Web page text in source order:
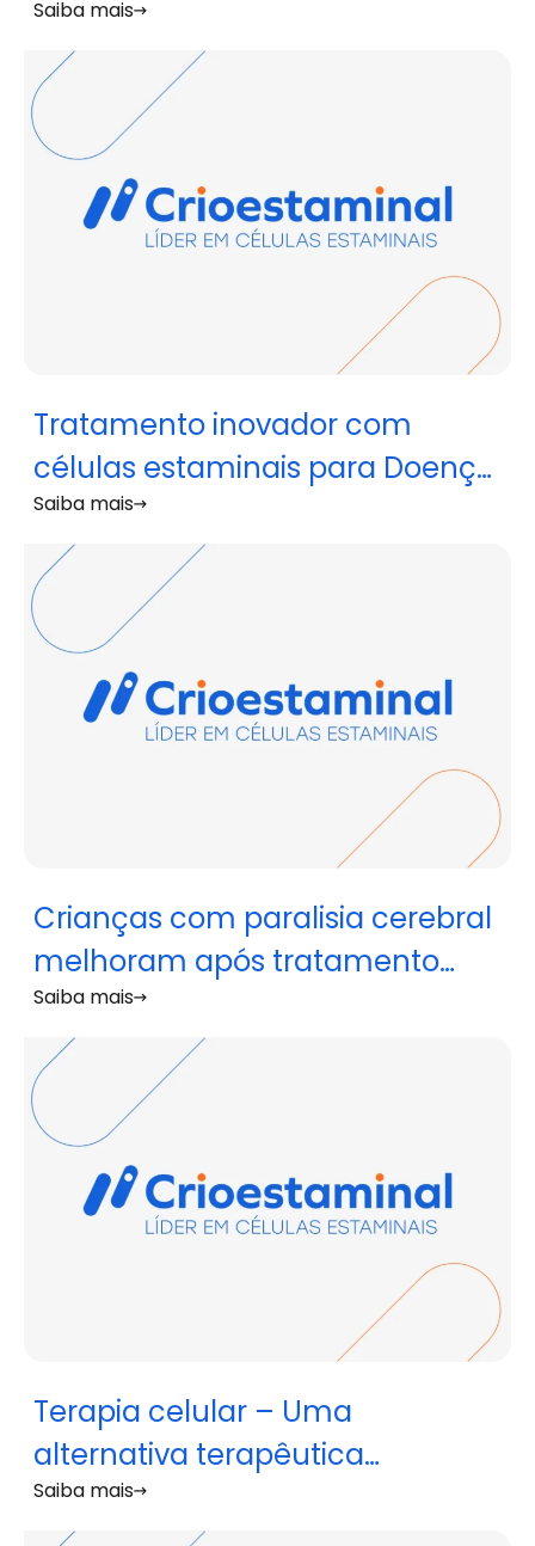
experimental com sangue do
cordão umbilical
Saiba mais
Tratamento inovador com
células estaminais para Doença
Pulmonar Obstrutiva Crónica
Saiba mais
Crianças com paralisia cerebral
melhoram após tratamento
com células estaminais
Saiba mais
Terapia celular – Uma
alternativa terapêutica
emergente para Perturbações
Saiba mais